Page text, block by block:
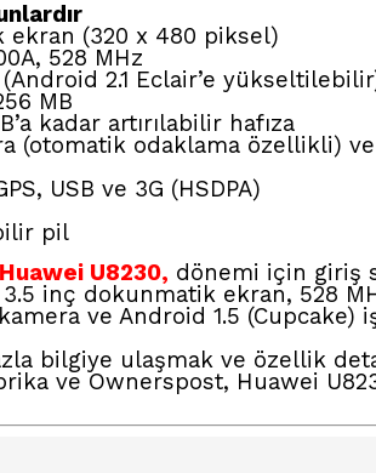
ekran (320 x 480 piksel)
528 MHz
2.1 Eclair’e
MB
kadar artırılabilir hafıza
(otomatik odaklama özellikli)
USB ve 3G (HSDPA)
pil
U8230, dönemi için giriş
inç dokunmatik ekran, 528
ve Android 1.5 (Cupcake)
bilgiye ulaşmak ve özellik
ve Ownerspost, Huawei